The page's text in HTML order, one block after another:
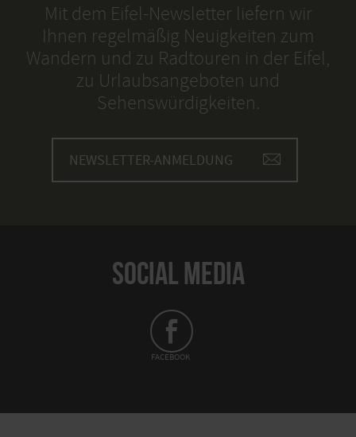
Mit dem Eifel-Newsletter liefern wir
Ihnen regelmäßig Neuigkeiten zum
Wandern und zu Radtouren in der Eifel,
zu Urlaubsangeboten und
Sehenswürdigkeiten.
NEWSLETTER-ANMELDUNG
SOCIAL MEDIA
FACEBOOK